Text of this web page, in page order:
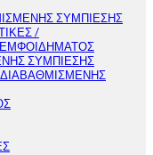
ΣΥΜΠΙΕΣΗΣ
/
ΣΥΜΠΙΕΣΗΣ